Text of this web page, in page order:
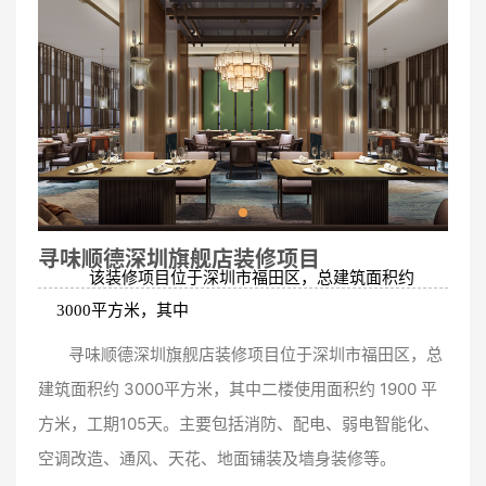
寻味顺德深圳旗舰店装修项目
该装修项目位于深圳市福田区，总建筑面积约
3000平方米，其中
寻味顺德深圳旗舰店装修项目位于深圳市福田区，总
建筑面积约 3000平方米，其中二楼使用面积约 1900 平
方米，工期105天。主要包括消防、配电、弱电智能化、
空调改造、通风、天花、地面铺装及墙身装修等。